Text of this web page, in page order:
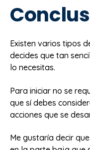
Existen varios tipos
decides que tan
lo necesitas.
Para iniciar no se
que sí debes
acciones que se
Me gustaría decir